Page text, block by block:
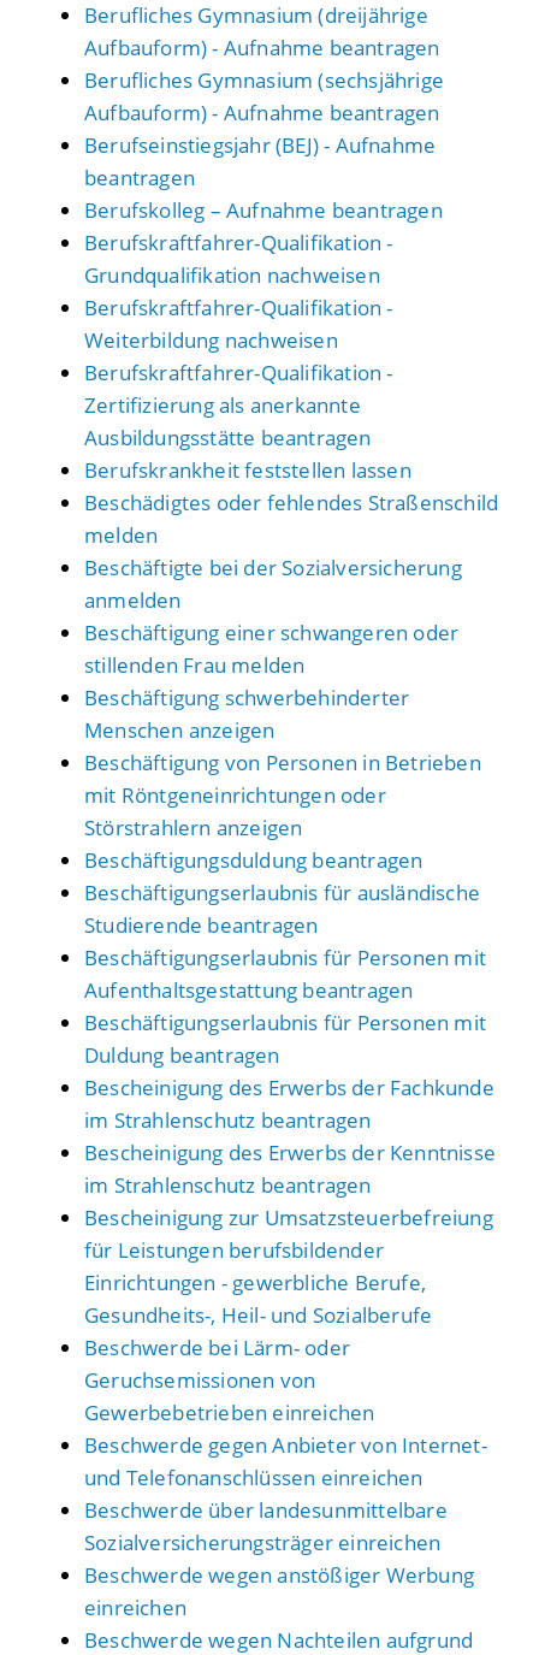
Berufliches Gymnasium (dreijährige
Aufbauform) - Aufnahme beantragen
Berufliches Gymnasium (sechsjährige
Aufbauform) - Aufnahme beantragen
Berufseinstiegsjahr (BEJ) - Aufnahme
beantragen
Berufskolleg – Aufnahme beantragen
Berufskraftfahrer-Qualifikation -
Grundqualifikation nachweisen
Berufskraftfahrer-Qualifikation -
Weiterbildung nachweisen
Berufskraftfahrer-Qualifikation -
Zertifizierung als anerkannte
Ausbildungsstätte beantragen
Berufskrankheit feststellen lassen
Beschädigtes oder fehlendes Straßenschild
melden
Beschäftigte bei der Sozialversicherung
anmelden
Beschäftigung einer schwangeren oder
stillenden Frau melden
Beschäftigung schwerbehinderter
Menschen anzeigen
Beschäftigung von Personen in Betrieben
mit Röntgeneinrichtungen oder
Störstrahlern anzeigen
Beschäftigungsduldung beantragen
Beschäftigungserlaubnis für ausländische
Studierende beantragen
Beschäftigungserlaubnis für Personen mit
Aufenthaltsgestattung beantragen
Beschäftigungserlaubnis für Personen mit
Duldung beantragen
Bescheinigung des Erwerbs der Fachkunde
im Strahlenschutz beantragen
Bescheinigung des Erwerbs der Kenntnisse
im Strahlenschutz beantragen
Bescheinigung zur Umsatzsteuerbefreiung
für Leistungen berufsbildender
Einrichtungen - gewerbliche Berufe,
Gesundheits-, Heil- und Sozialberufe
Beschwerde bei Lärm- oder
Geruchsemissionen von
Gewerbebetrieben einreichen
Beschwerde gegen Anbieter von Internet-
und Telefonanschlüssen einreichen
Beschwerde über landesunmittelbare
Sozialversicherungsträger einreichen
Beschwerde wegen anstößiger Werbung
einreichen
Beschwerde wegen Nachteilen aufgrund